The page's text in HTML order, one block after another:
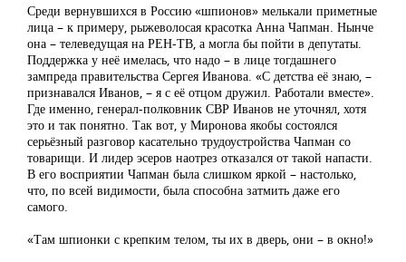
Среди вернувшихся в Россию «шпионов» мелькали приметные
лица – к примеру, рыжеволосая красотка Анна Чапман. Нынче
она – телеведущая на РЕН-ТВ, а могла бы пойти в депутаты.
Поддержка у неё имелась, что надо – в лице тогдашнего
зампреда правительства Сергея Иванова. «С детства её знаю, –
признавался Иванов, – я с её отцом дружил. Работали вместе».
Где именно, генерал-полковник СВР Иванов не уточнял, хотя
это и так понятно. Так вот, у Миронова якобы состоялся
серьёзный разговор касательно трудоустройства Чапман со
товарищи. И лидер эсеров наотрез отказался от такой напасти.
В его восприятии Чапман была слишком яркой – настолько,
что, по всей видимости, была способна затмить даже его
самого.
«Там шпионки с крепким телом, ты их в дверь, они – в окно!»